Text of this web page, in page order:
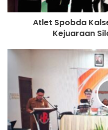
Atlet Spobda
Kejuaraan